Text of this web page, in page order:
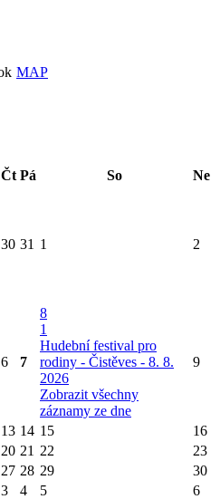
MAP
Čt Pá So Ne
30 31 1 2
6 7
8
1
Hudební festival pro
rodiny - Čistěves - 8. 8.
2026
Zobrazit všechny
záznamy ze dne
9
13 14 15
16
20 21 22
23
27 28 29
30
3 4 5 6